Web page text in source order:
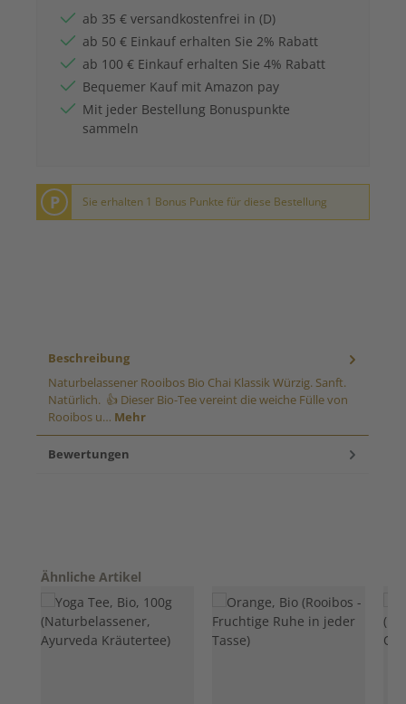
ab 35 € versandkostenfrei in (D)
ab 50 € Einkauf erhalten Sie 2% Rabatt
ab 100 € Einkauf erhalten Sie 4% Rabatt
Bequemer Kauf mit Amazon pay
Mit jeder Bestellung Bonuspunkte
sammeln
P Sie erhalten 1 Bonus Punkte für diese Bestellung
Beschreibung
Naturbelassener Rooibos Bio Chai Klassik Würzig. Sanft.
Natürlich. 👍 Dieser Bio-Tee vereint die weiche Fülle von
Rooibos u… Mehr
Bewertungen
Produktgalerie überspringen
Ähnliche Artikel